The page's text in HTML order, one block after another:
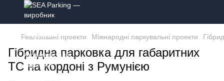
Реалізовані проекти Міжнародні паркувальні проекти
Гібридна парковка для габаритних
ТС на кордоні з Румунією